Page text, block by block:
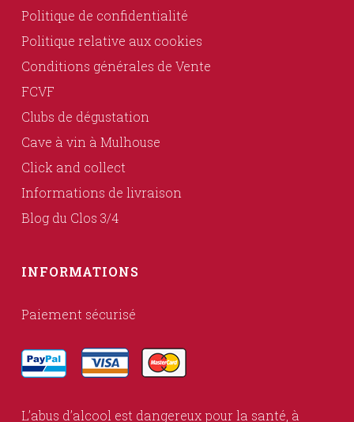
Politique de confidentialité
Politique relative aux cookies
Conditions générales de Vente
FCVF
Clubs de dégustation
Cave à vin à Mulhouse
Click and collect
Informations de livraison
Blog du Clos 3/4
INFORMATIONS
Paiement sécurisé
L’abus d’alcool est dangereux pour la santé, à